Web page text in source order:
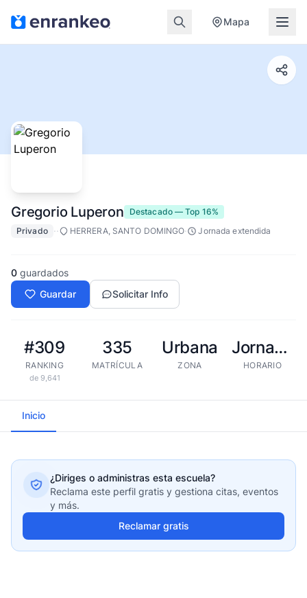
Mapa
Gregorio Luperon
Destacado — Top 16%
Privado
·· HERRERA, SANTO DOMINGO· Jornada extendida
0 guardados
Guardar
Solicitar Info
#309
RANKING
de 9,641
335
MATRÍCULA
Urbana
ZONA
Jornada extendida
HORARIO
Inicio
¿Diriges o administras esta escuela?
Reclama este perfil gratis y gestiona citas, eventos
y más.
Reclamar gratis